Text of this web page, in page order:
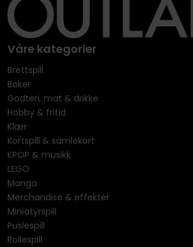
Våre kategorier
Brettspill
Bøker
Godteri, mat & drikke
Hobby & fritid
Klær
Kortspill & samlekort
KPOP & musikk
LEGO
Manga
Merchandise & effekter
Miniatyrspill
Puslespill
Rollespill